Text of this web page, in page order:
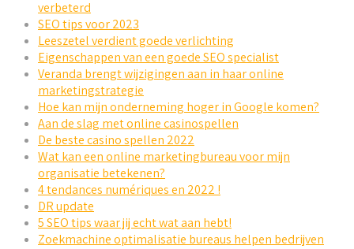
verbeterd
SEO tips voor 2023
Leeszetel verdient goede verlichting
Eigenschappen van een goede SEO specialist
Veranda brengt wijzigingen aan in haar online
marketingstrategie
Hoe kan mijn onderneming hoger in Google komen?
Aan de slag met online casinospellen
De beste casino spellen 2022
Wat kan een online marketingbureau voor mijn
organisatie betekenen?
4 tendances numériques en 2022 !
DR update
5 SEO tips waar jij echt wat aan hebt!
Zoekmachine optimalisatie bureaus helpen bedrijven